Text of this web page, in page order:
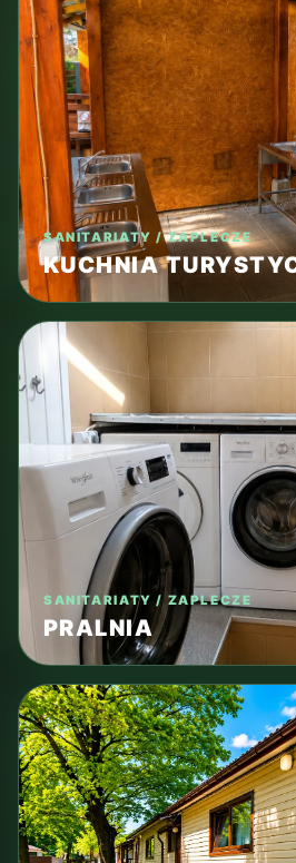
SANITARIATY / ZAPLECZE
KUCHNIA
SANITARIATY / ZAPLECZE
PRALNIA